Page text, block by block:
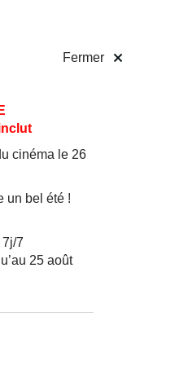
Fermer
cinéma le 26
un bel été !
7
25 août